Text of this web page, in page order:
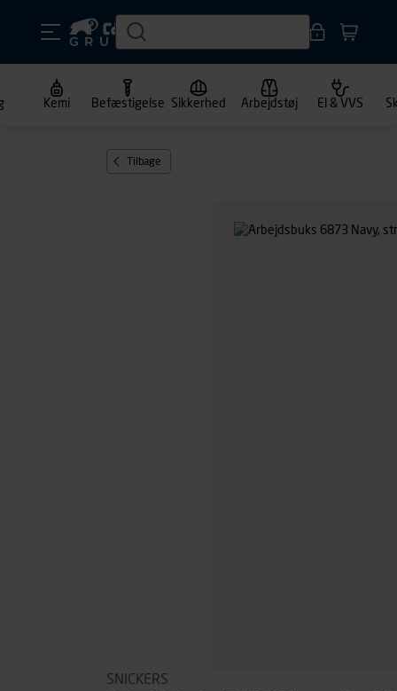
Kemi Befæstigelse Sikkerhed Arbejdstøj El & VVS
Tilbage
SNICKERS